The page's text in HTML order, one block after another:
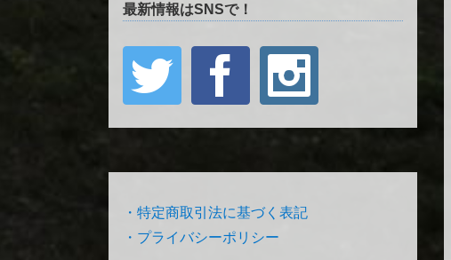
最新情報はSNSで！
・特定商取引法に基づく表記
・プライバシーポリシー